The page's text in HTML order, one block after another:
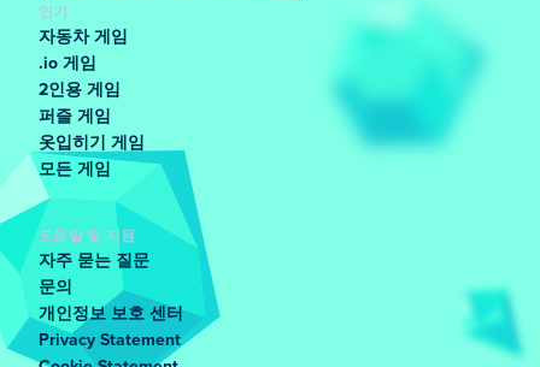
인기
자동차 게임
.io 게임
2인용 게임
퍼즐 게임
옷입히기 게임
모든 게임
도움말 및 지원
자주 묻는 질문
문의
개인정보 보호 센터
Privacy Statement